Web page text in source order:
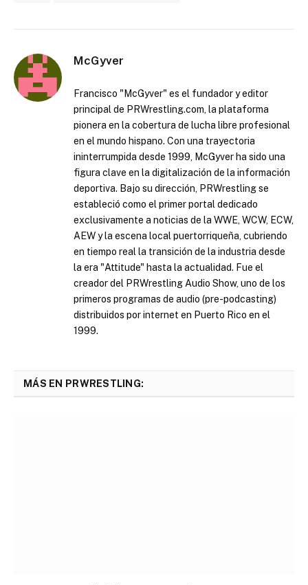
McGyver
Francisco "McGyver" es el fundador y editor
principal de PRWrestling.com, la plataforma
pionera en la cobertura de lucha libre profesional
en el mundo hispano. Con una trayectoria
ininterrumpida desde 1999, McGyver ha sido una
figura clave en la digitalización de la información
deportiva. Bajo su dirección, PRWrestling se
estableció como el primer portal dedicado
exclusivamente a noticias de la WWE, WCW, ECW,
AEW y la escena local puertorriqueña, cubriendo
en tiempo real la transición de la industria desde
la era "Attitude" hasta la actualidad. Fue el
creador del PRWrestling Audio Show, uno de los
primeros programas de audio (pre-podcasting)
distribuidos por internet en Puerto Rico en el
1999.
MÁS EN PRWRESTLING: